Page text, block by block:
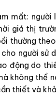
mất:
giá thị
thường
người sử
động do
không thể
thiết và